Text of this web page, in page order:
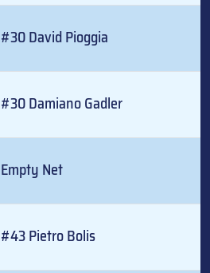
#30 David Pioggia
#30 Damiano Gadler
Empty Net
#43 Pietro Bolis